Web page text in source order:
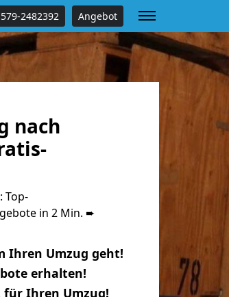
2482392 Angebot
nach
Top-
in 2 Min. ➨
Ihren Umzug geht!
erhalten!
für Ihren Umzug!